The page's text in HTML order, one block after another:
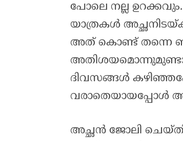
പോലെ നല്ല
യാത്രകൾ
അത് കൊണ്ട് തന്നെ
ദിവസങ്ങൾ
വരാതെയായപ്പോൾ
അച്ഛൻ ജോലി